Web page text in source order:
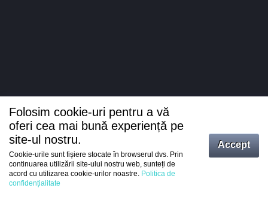
Intrați
Folosim cookie-uri pentru a vă
oferi cea mai bună experiență pe
site-ul nostru.
Cookie-urile sunt fișiere stocate în browserul dvs. Prin
continuarea utilizării site-ului nostru web, sunteți de
acord cu utilizarea cookie-urilor noastre. Politica de
confidențialitate
Accept